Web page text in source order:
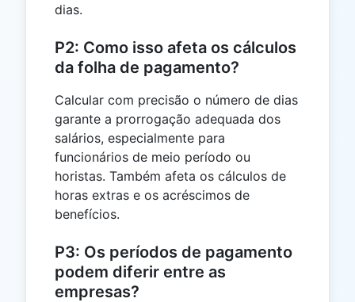
dias.
P2: Como isso afeta os cálculos
da folha de pagamento?
Calcular com precisão o número de dias
garante a prorrogação adequada dos
salários, especialmente para
funcionários de meio período ou
horistas. Também afeta os cálculos de
horas extras e os acréscimos de
benefícios.
P3: Os períodos de pagamento
podem diferir entre as
empresas?